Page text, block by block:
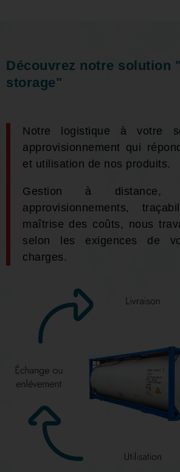
Découvrez notre solution
storage"
Notre logistique à votre
approvisionnement qui
et utilisation de nos produits.
Gestion à distance,
approvisionnements,
maîtrise des coûts, nous
selon les exigences de
charges.